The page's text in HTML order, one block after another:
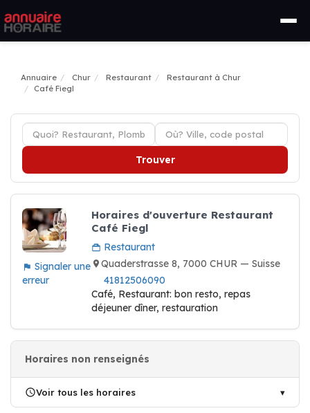
Annuaire Chur Restaurant
Restaurant à Chur
Café Fiegl
Trouver
Signaler une
erreur
Horaires d'ouverture Restaurant
Café Fiegl
Restaurant
Quaderstrasse 8, 7000 CHUR — Suisse
41812506090
Café, Restaurant: bon resto, repas
déjeuner dîner, restauration
Horaires non renseignés
Voir tous les horaires